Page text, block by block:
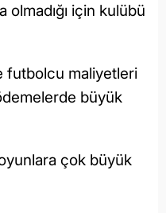
için kulübü
futbolcu maliyetleri
büyük
oyunlara çok büyük